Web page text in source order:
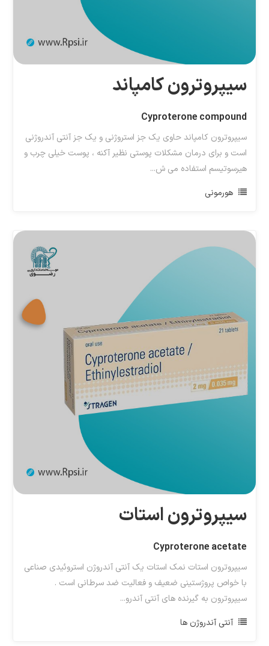
سیپروترون کامپاند
Cyproterone compound
سیپروترون کامپاند حاوی یک جز استروژنی و یک جز آنتی آندروژنی
است و برای درمان مشکلات پوستی نظیر آکنه ، پوست خیلی چرب و
هیرسوتیسم استفاده می ش...
هورمونی
سیپروترون استات
Cyproterone acetate
سیپروترون استات نمک استات یک آنتی آندروژن استروئیدی صناعی
با خواص پروژستینی ضعیف و فعالیت ضد سرطانی است .
سیپروترون به گیرنده های آنتی آندرو...
آنتی آندروژن ها